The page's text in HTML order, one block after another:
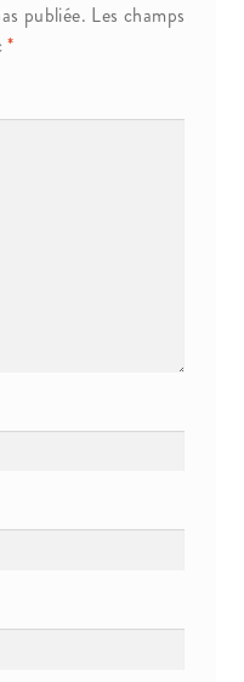
publiée. Les champs
*